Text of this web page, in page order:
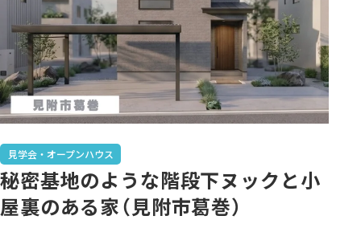
施工事例
建売・土地情報
企業情報
モデルハウス・支店
家づくりコラム
見学会・オープンハウス
秘密基地のような階段下ヌックと小
屋裏のある家（見附市葛巻）